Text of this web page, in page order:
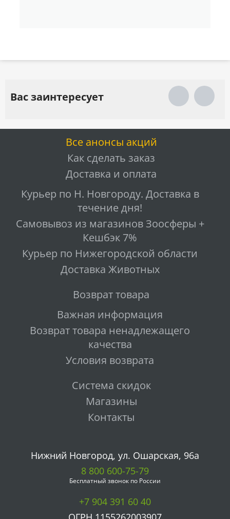
Вас заинтересует
Все анонсы акций
Как сделать заказ
Доставка и оплата
Курьер по Н. Новгороду. Доставка в
течение дня!
Самовывоз из магазинов Зоосферы +
Кешбэк 7%
Курьер по Нижегородской области
Доставка Животных
Возврат товара
Важная информация
Возврат товара ненадлежащего
качества
Условия возврата
Система скидок
Магазины
Контакты
Нижний Новгород, ул. Ошарская, 96а
8 800 600-75-79
Бесплатный звонок по России
+7 904 391 60 40